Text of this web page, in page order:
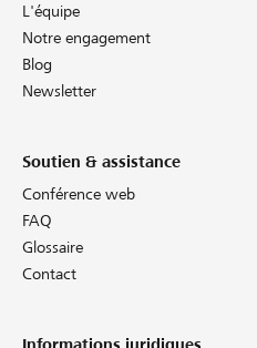
L'équipe
Notre engagement
Blog
Newsletter
Soutien & assistance
Conférence web
FAQ
Glossaire
Contact
Informations juridiques